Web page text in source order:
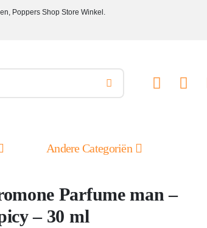
Poppers Shop Store Winkel.
Andere Categoriën
Parfume man –
– 30 ml